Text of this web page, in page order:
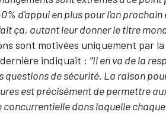
d'appui en plus pour l'an
ça, autant leur donner le titre
sont motivées uniquement par
indiquait : "Il en va de la
de sécurité. La raison
est précisément de permettre
dans laquelle